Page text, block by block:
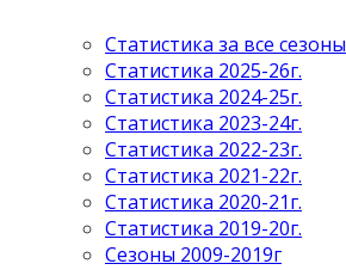
Статистика за все сезоны
Статистика 2025-26г.
Статистика 2024-25г.
Статистика 2023-24г.
Статистика 2022-23г.
Статистика 2021-22г.
Статистика 2020-21г.
Статистика 2019-20г.
Сезоны 2009-2019г